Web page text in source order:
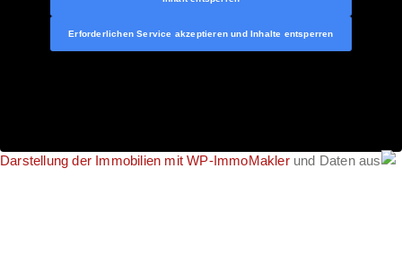
Erforderlichen Service akzeptieren und Inhalte entsperren
Darstellung der Immobilien mit WP-ImmoMaklerund Daten aus